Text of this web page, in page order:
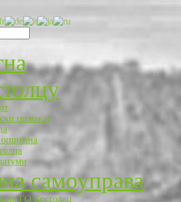
положај
општина
самоуправа
ГО Костолац